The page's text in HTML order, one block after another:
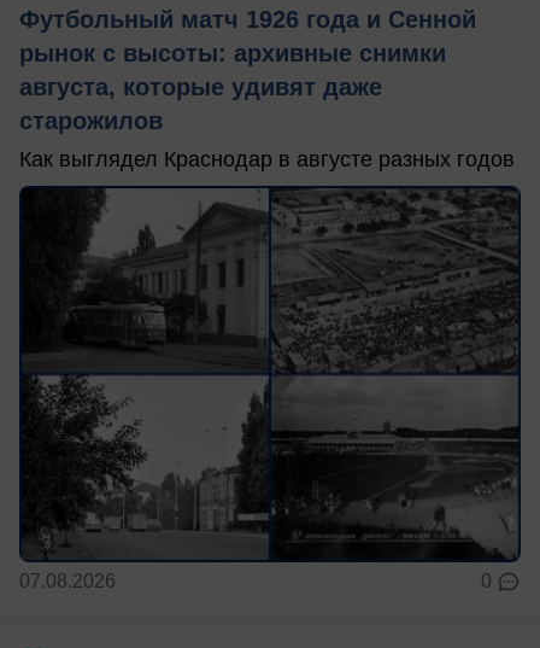
Футбольный матч 1926 года и Сенной
рынок с высоты: архивные снимки
августа, которые удивят даже
старожилов
Как выглядел Краснодар в августе разных годов
07.08.2026 0